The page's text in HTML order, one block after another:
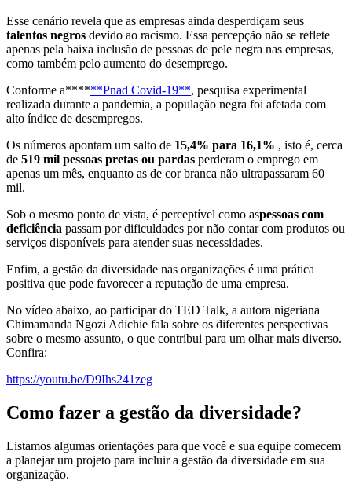
Esse cenário revela que as empresas ainda desperdiçam seus
talentos negros devido ao racismo. Essa percepção não se reflete
apenas pela baixa inclusão de pessoas de pele negra nas empresas,
como também pelo aumento do desemprego.
Conforme a******Pnad Covid-19**, pesquisa experimental
realizada durante a pandemia, a população negra foi afetada com
alto índice de desempregos.
Os números apontam um salto de 15,4% para 16,1% , isto é, cerca
de 519 mil pessoas pretas ou pardas perderam o emprego em
apenas um mês, enquanto as de cor branca não ultrapassaram 60
mil.
Sob o mesmo ponto de vista, é perceptível como aspessoas com
deficiência passam por dificuldades por não contar com produtos ou
serviços disponíveis para atender suas necessidades.
Enfim, a gestão da diversidade nas organizações é uma prática
positiva que pode favorecer a reputação de uma empresa.
No vídeo abaixo, ao participar do TED Talk, a autora nigeriana
Chimamanda Ngozi Adichie fala sobre os diferentes perspectivas
sobre o mesmo assunto, o que contribui para um olhar mais diverso.
Confira:
https://youtu.be/D9Ihs241zeg
Como fazer a gestão da diversidade?
Listamos algumas orientações para que você e sua equipe comecem
a planejar um projeto para incluir a gestão da diversidade em sua
organização.